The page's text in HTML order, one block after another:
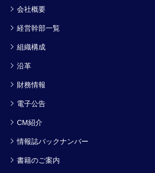
会社概要
経営幹部一覧
組織構成
沿革
財務情報
電子公告
CM紹介
情報誌バックナンバー
書籍のご案内